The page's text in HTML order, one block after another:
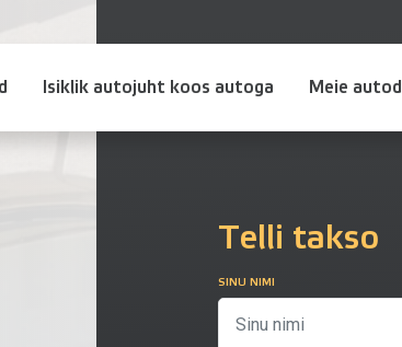
Isiklik autojuht koos autoga Meie autod
Telli takso
SINU NIMI